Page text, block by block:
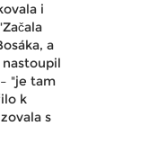
i
, a
"je tam
k
s